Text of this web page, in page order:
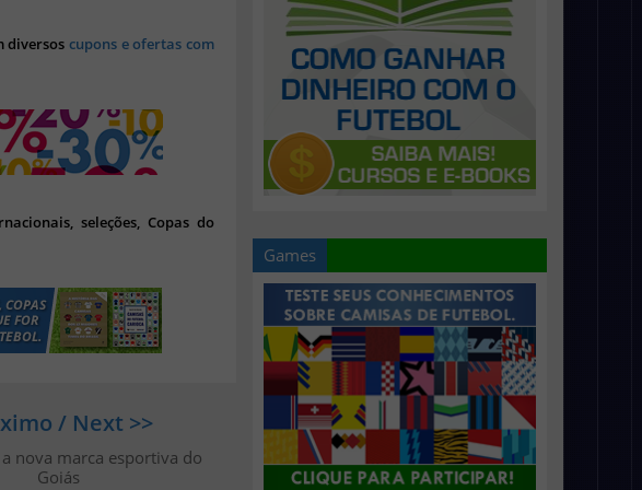
diversoscupons e ofertas com
seleções, Copas do
/ Next >>
nova marca esportiva do
Goiás
Games